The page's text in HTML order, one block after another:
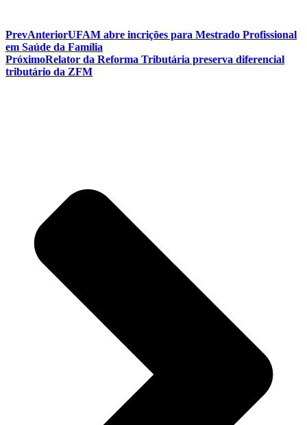
PrevAnteriorUFAM abre incrições para Mestrado Profissional
em Saúde da Família
PróximoRelator da Reforma Tributária preserva diferencial
tributário da ZFM